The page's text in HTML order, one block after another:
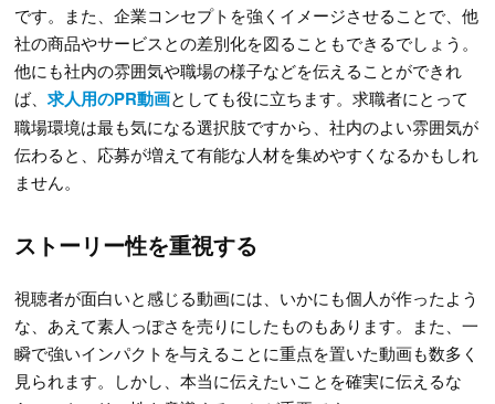
です。また、企業コンセプトを強くイメージさせることで、他
社の商品やサービスとの差別化を図ることもできるでしょう。
他にも社内の雰囲気や職場の様子などを伝えることができれ
ば、求人用のPR動画としても役に立ちます。求職者にとって
職場環境は最も気になる選択肢ですから、社内のよい雰囲気が
伝わると、応募が増えて有能な人材を集めやすくなるかもしれ
ません。
ストーリー性を重視する
視聴者が面白いと感じる動画には、いかにも個人が作ったよう
な、あえて素人っぽさを売りにしたものもあります。また、一
瞬で強いインパクトを与えることに重点を置いた動画も数多く
見られます。しかし、本当に伝えたいことを確実に伝えるな